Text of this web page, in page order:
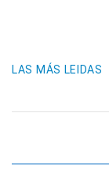
LAS MÁS LEIDAS